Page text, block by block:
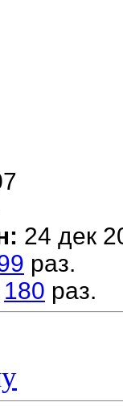
24 дек
раз.
180 раз.